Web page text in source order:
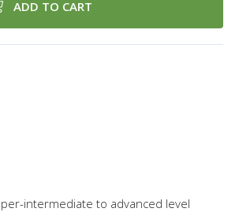
ADD TO CART
intermediate to advanced level